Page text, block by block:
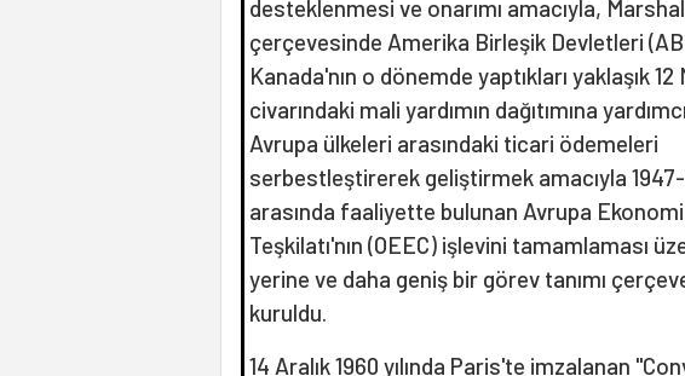
desteklenmesi ve onarımı amacıyla,
çerçevesinde Amerika Birleşik Devletleri
Kanada'nın o dönemde yaptıkları yaklaşık
civarındaki mali yardımın dağıtımına
Avrupa ülkeleri arasındaki ticari ödemeleri
serbestleştirerek geliştirmek amacıyla 1947-
arasında faaliyette bulunan Avrupa
Teşkilatı'nın (OEEC) işlevini tamamlaması
yerine ve daha geniş bir görev tanımı
kuruldu.
14 Aralık 1960 yılında Paris'te imzalanan